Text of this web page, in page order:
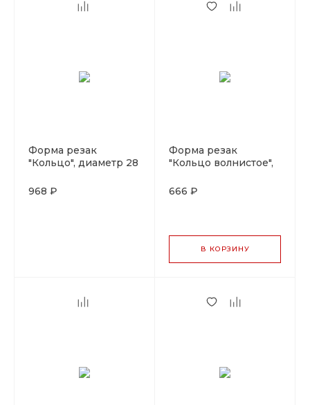
Форма резак
"Кольцо", диаметр 28
нержавейка, Pujadas,
968 ₽
Форма резак
"Кольцо волнистое",
Pujadas
666 ₽
В КОРЗИНУ